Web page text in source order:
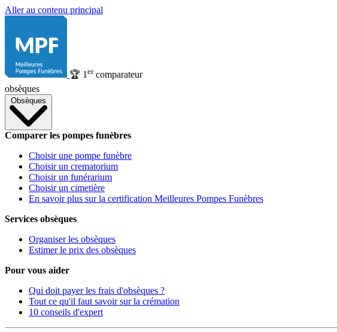
Aller au contenu principal
🏆 1 ercomparateur
obsèques
Obsèques
Comparer les pompes funèbres
Choisir une pompe funèbre
Choisir un crematorium
Choisir un funérarium
Choisir un cimetière
En savoir plus sur la certification Meilleures Pompes Funèbres
Services obsèques
Organiser les obsèques
Estimer le prix des obsèques
Pour vous aider
Qui doit payer les frais d'obsèques ?
Tout ce qu'il faut savoir sur la crémation
10 conseils d'expert